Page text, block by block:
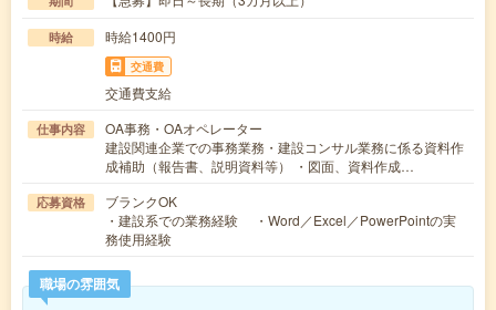
時給 時給1400円
交通費
交通費支給
仕事内容
OA事務・OAオペレーター
建設関連企業での事務業務・建設コンサル業務に係る資料作
成補助（報告書、説明資料等） ・図面、資料作成…
応募資格
ブランクOK
・建設系での業務経験 ・Word／Excel／PowerPointの実
務使用経験
職場の雰囲気